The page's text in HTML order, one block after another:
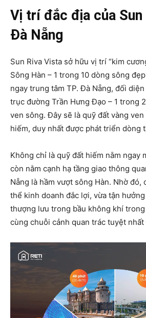
Vị trí đắc địa của Sun
Đà Nẵng
Sun Riva Vista sở hữu vị trí “kim
Sông Hàn – 1 trong 10 dòng sông
ngay trung tâm TP. Đà Nẵng, đối
trục đường Trần Hưng Đạo – 1 trong
ven sông. Đây sẽ là quỹ đất vàng
hiếm, duy nhất được phát triển dòng
Không chỉ là quỹ đất hiếm nằm ngay
còn nằm cạnh hạ tầng giao thông
Nẵng là hầm vượt sông Hàn. Nhờ đó,
thể kinh doanh đắc lợi, vừa tận
thượng lưu trong bầu không khí
cùng chuỗi cảnh quan trác tuyệt nhất